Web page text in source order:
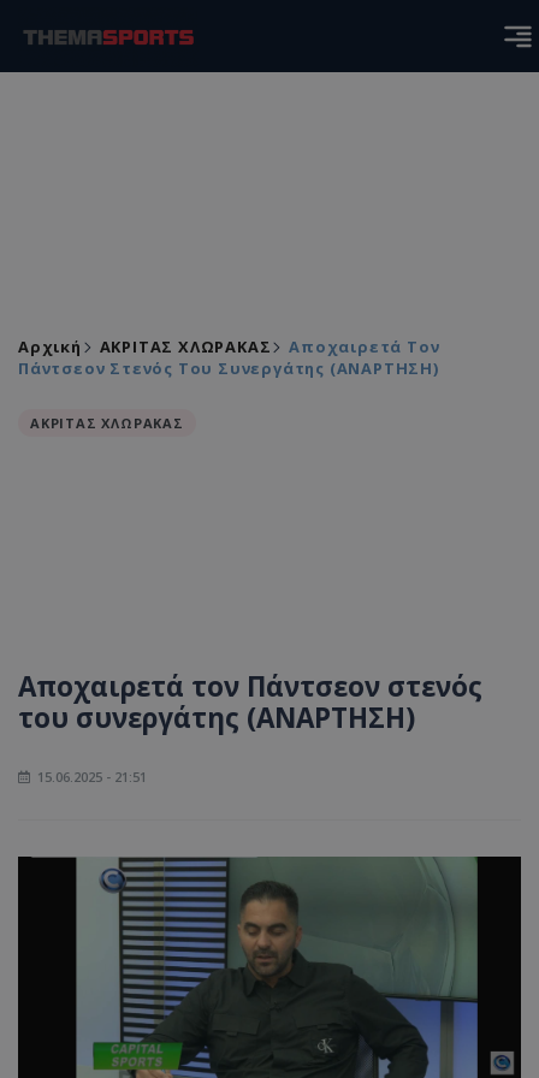
Αρχική ΑΚΡΙΤΑΣ ΧΛΩΡΑΚΑΣ
Αποχαιρετά Τον
Πάντσεον Στενός Του Συνεργάτης (ΑΝΑΡΤΗΣΗ)
ΑΚΡΙΤΑΣ ΧΛΩΡΑΚΑΣ
Αποχαιρετά τον Πάντσεον στενός
του συνεργάτης (ΑΝΑΡΤΗΣΗ)
15.06.2025 - 21:51